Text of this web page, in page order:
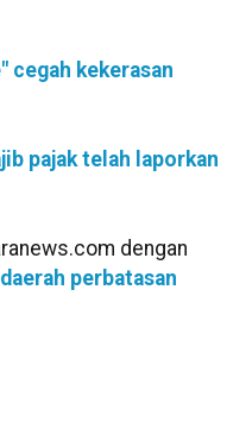
cegah kekerasan
pajak telah laporkan
dengan
perbatasan